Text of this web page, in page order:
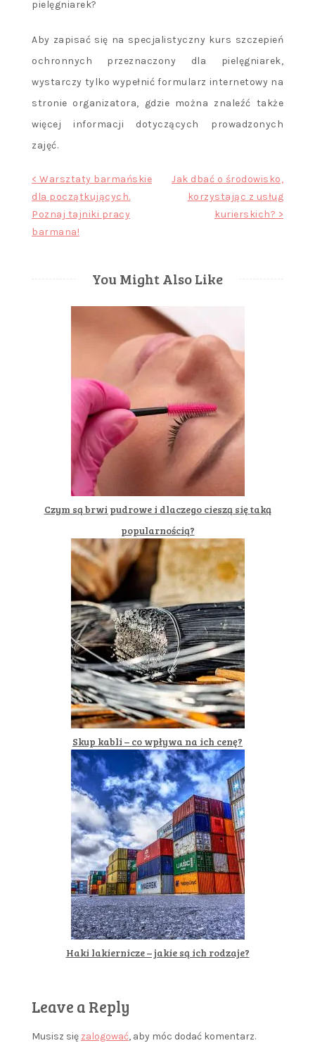
pielęgniarek?
Aby zapisać się na specjalistyczny kurs szczepień
ochronnych przeznaczony dla pielęgniarek,
wystarczy tylko wypełnić formularz internetowy na
stronie organizatora, gdzie można znaleźć także
więcej informacji dotyczących prowadzonych
zajęć.
Nawigacja
wpisu
< Warsztaty barmańskie
dla początkujących.
Poznaj tajniki pracy
barmana!
Jak dbać o środowisko,
korzystając z usług
kurierskich? >
You Might Also Like
Czym są brwi pudrowe i dlaczego cieszą się taką
popularnością?
Skup kabli – co wpływa na ich cenę?
Haki lakiernicze – jakie są ich rodzaje?
Leave a Reply
Musisz się zalogować, aby móc dodać komentarz.